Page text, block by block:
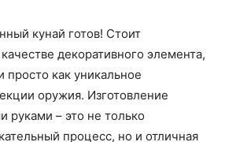
кунай готов! Стоит
декоративного элемента,
просто как уникальное
оружия. Изготовление
руками – это не только
процесс, но и отличная